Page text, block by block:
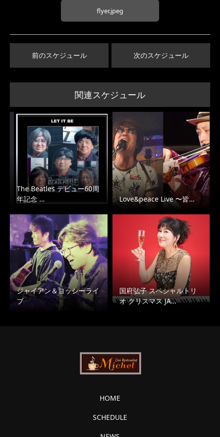
flyer.jpeg
前のスケジュール 次のスケジュール
関連スケジュール
The Beatles デビュー60周
年記念 …
Love&peace Live 〜皆…
ジャイアン＆ヨッシーライ
ブ
国府弘子 スペシャルトリ
オ クリスマス JA…
HOME
SCHEDULE